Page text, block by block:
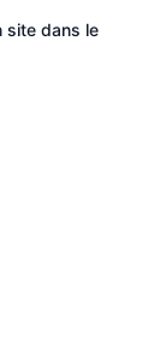
site dans le